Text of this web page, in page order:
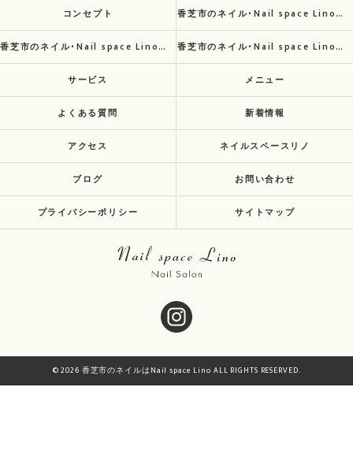
コンセプト 香芝市のネイル･Nail space Linoの口コミ情報
香芝市のネイル･Nail space Linoの評判 香芝市のネイル･Nail space Linoのお客様の声
サービス メニュー
よくある質問 新着情報
アクセス ネイルスペースリノ
ブログ お問い合わせ
プライバシーポリシー サイトマップ
© 2026 香芝市のネイルはNail space Lino ALL RIGHTS RESERVED.